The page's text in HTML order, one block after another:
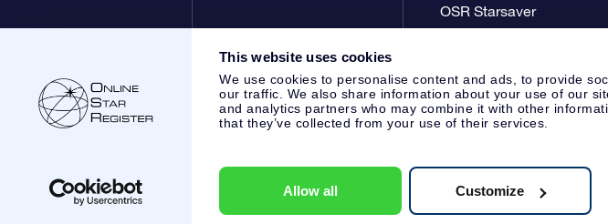
This website uses cookies
We use cookies to personalise content and ads, to provide
our traffic. We also share information about your use of our
and analytics partners who may combine it with other
that they’ve collected from your use of their services.
Allow all Customize
OSR Starsaver
カスタマーサービス:
KVK: 60333553, VAT: NL 8538.62.722B01